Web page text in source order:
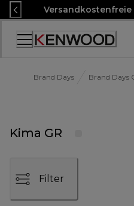
Skip
to
Content
Accessibility
Brand Days Brand Days
Kima GR
Filter